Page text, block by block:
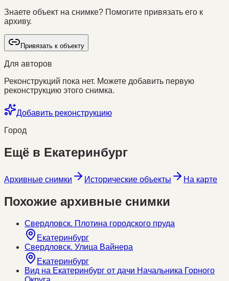
Знаете объект на снимке? Помогите привязать его к
архиву.
Привязать к объекту
Для авторов
Реконструкций пока нет. Можете добавить первую
реконструкцию этого снимка.
Добавить реконструкцию
Город
Ещё в Екатеринбург
Архивные снимки Исторические объекты На карте
Похожие архивные снимки
Свердловск. Плотина городского пруда
Екатеринбург
Свердловск. Улица Вайнера
Екатеринбург
Вид на Екатеринбург от дачи Начальника Горного